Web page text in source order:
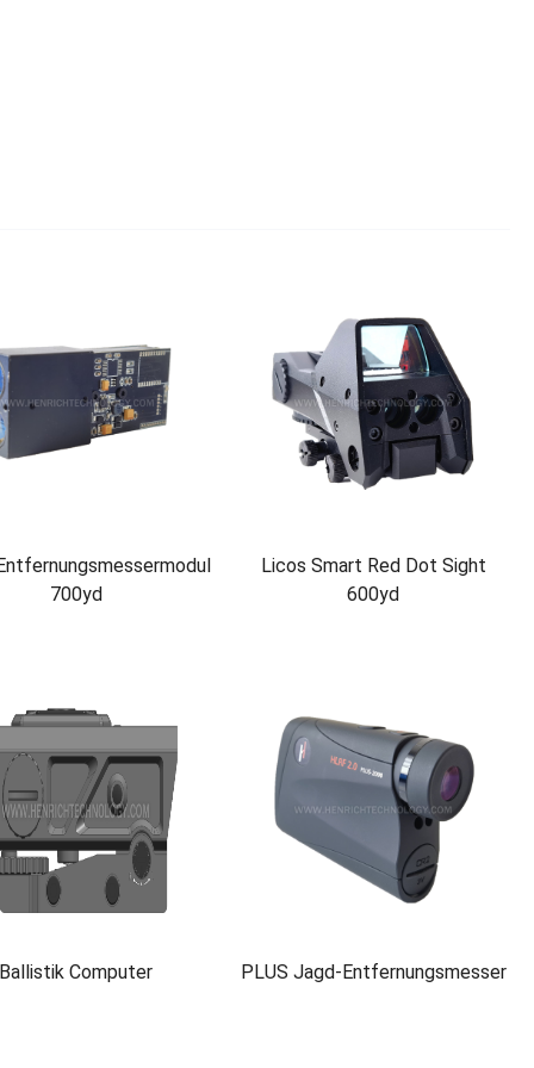
700yd
Licos Smart Red Dot Sight
600yd
Ballistik Computer PLUS Jagd-Entfernungsmesser